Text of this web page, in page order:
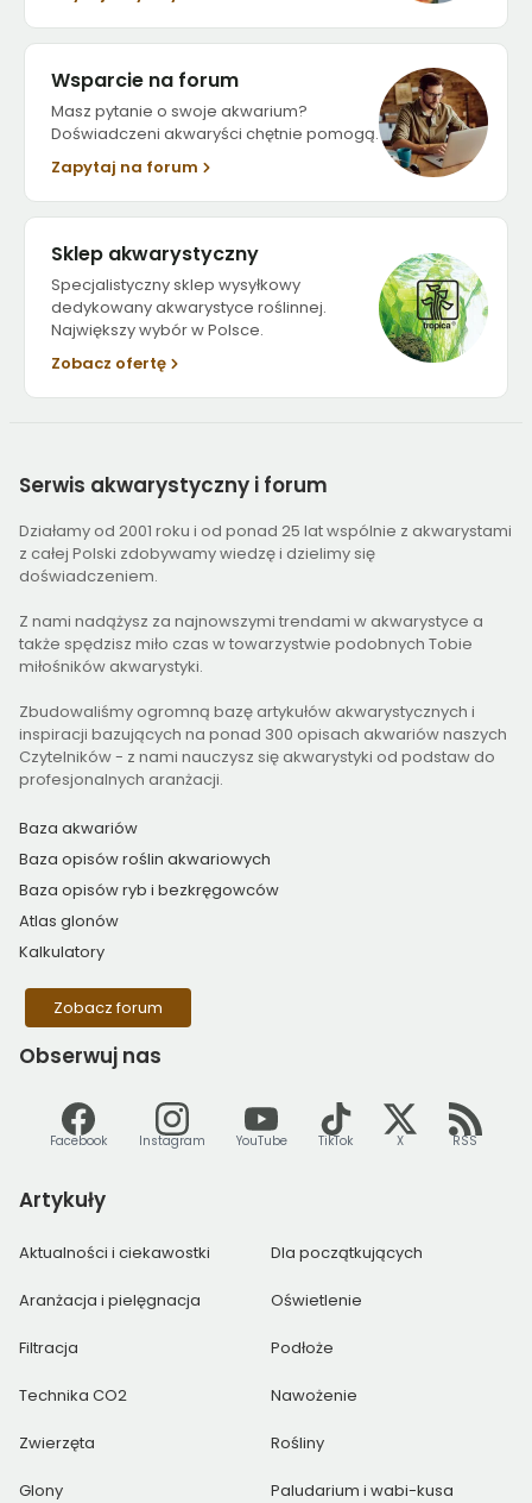
Wsparcie na forum
Masz pytanie o swoje akwarium?
Doświadczeni akwaryści chętnie pomogą.
Zapytaj na forum
Sklep akwarystyczny
Specjalistyczny sklep wysyłkowy
dedykowany akwarystyce roślinnej.
Największy wybór w Polsce.
Zobacz ofertę
Serwis akwarystyczny i forum
Działamy od 2001 roku i od ponad 25 lat wspólnie z akwarystami
z całej Polski zdobywamy wiedzę i dzielimy się
doświadczeniem.
Z nami nadążysz za najnowszymi trendami w akwarystyce a
także spędzisz miło czas w towarzystwie podobnych Tobie
miłośników akwarystyki.
Zbudowaliśmy ogromną bazę artykułów akwarystycznych i
inspiracji bazujących na ponad 300 opisach akwariów naszych
Czytelników - z nami nauczysz się akwarystyki od podstaw do
profesjonalnych aranżacji.
Baza akwariów
Baza opisów roślin akwariowych
Baza opisów ryb i bezkręgowców
Atlas glonów
Kalkulatory
Zobacz forum
Obserwuj nas
Facebook Instagram YouTube TikTok X RSS
Artykuły
Aktualności i ciekawostki Dla początkujących
Aranżacja i pielęgnacja Oświetlenie
Filtracja Podłoże
Technika CO2 Nawożenie
Zwierzęta Rośliny
Glony Paludarium i wabi-kusa